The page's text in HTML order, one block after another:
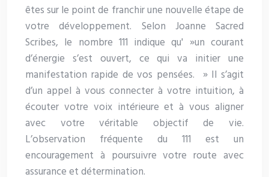
êtes sur le point de franchir une nouvelle étape de
votre développement. Selon Joanne Sacred
Scribes, le nombre 111 indique qu' »un courant
d’énergie s’est ouvert, ce qui va initier une
manifestation rapide de vos pensées. » Il s’agit
d’un appel à vous connecter à votre intuition, à
écouter votre voix intérieure et à vous aligner
avec votre véritable objectif de vie.
L’observation fréquente du 111 est un
encouragement à poursuivre votre route avec
assurance et détermination.